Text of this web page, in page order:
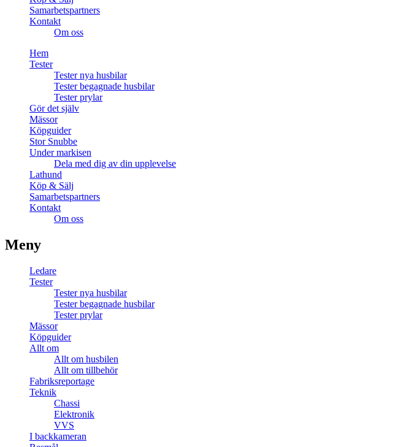
Samarbetspartners
Kontakt
Om oss
Hem
Tester
Tester nya husbilar
Tester begagnade husbilar
Tester prylar
Gör det själv
Mässor
Köpguider
Stor Snubbe
Under markisen
Dela med dig av din upplevelse
Lathund
Köp & Sälj
Samarbetspartners
Kontakt
Om oss
Meny
Ledare
Tester
Tester nya husbilar
Tester begagnade husbilar
Tester prylar
Mässor
Köpguider
Allt om
Allt om husbilen
Allt om tillbehör
Fabriksreportage
Teknik
Chassi
Elektronik
VVS
I backkameran